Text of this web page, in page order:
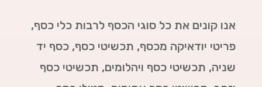
אנו קונים את כל סוגי הכסף לרבות כלי כסף,
פריטי יודאיקה מכסף, תכשיטי כסף, כסף יד
שניה, תכשיטי כסף ויהלומים, תכשיטי כסף